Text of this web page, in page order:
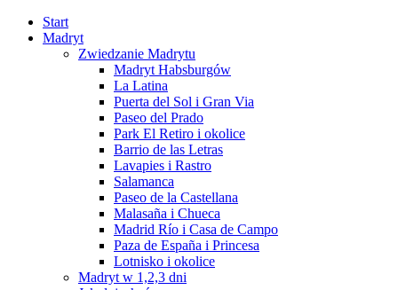
Start
Madryt
Zwiedzanie Madrytu
Madryt Habsburgów
La Latina
Puerta del Sol i Gran Via
Paseo del Prado
Park El Retiro i okolice
Barrio de las Letras
Lavapies i Rastro
Salamanca
Paseo de la Castellana
Malasaña i Chueca
Madrid Río i Casa de Campo
Paza de España i Princesa
Lotnisko i okolice
Madryt w 1,2,3 dni